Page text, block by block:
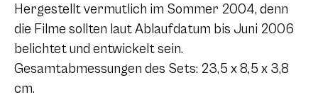
Hergestellt vermutlich im Sommer 2004, denn
die Filme sollten laut Ablaufdatum bis Juni 2006
belichtet und entwickelt sein.
Gesamtabmessungen des Sets: 23,5 x 8,5 x 3,8
cm.